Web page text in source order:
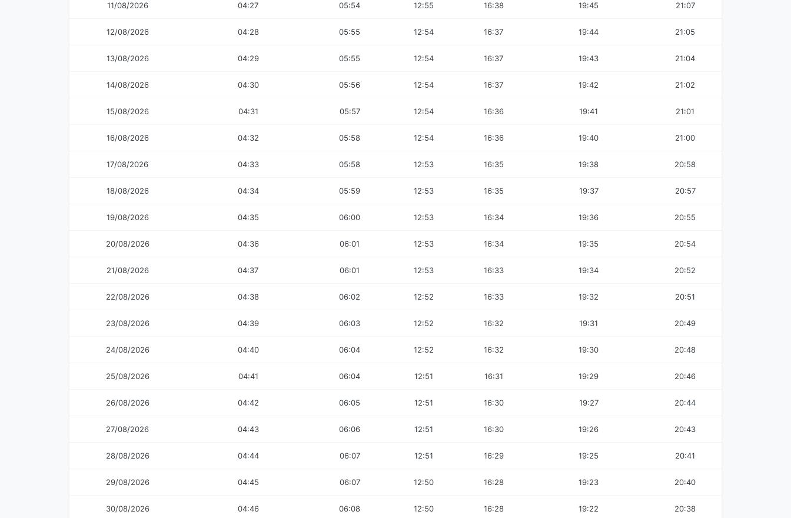
11/08/2026 04:27 05:54 12:55 16:38 19:45 21:07
12/08/2026 04:28 05:55 12:54 16:37 19:44 21:05
13/08/2026 04:29 05:55 12:54 16:37 19:43 21:04
14/08/2026 04:30 05:56 12:54 16:37 19:42 21:02
15/08/2026 04:31 05:57 12:54 16:36 19:41 21:01
16/08/2026 04:32 05:58 12:54 16:36 19:40 21:00
17/08/2026 04:33 05:58 12:53 16:35 19:38 20:58
18/08/2026 04:34 05:59 12:53 16:35 19:37 20:57
19/08/2026 04:35 06:00 12:53 16:34 19:36 20:55
20/08/2026 04:36 06:01 12:53 16:34 19:35 20:54
21/08/2026 04:37 06:01 12:53 16:33 19:34 20:52
22/08/2026 04:38 06:02 12:52 16:33 19:32 20:51
23/08/2026 04:39 06:03 12:52 16:32 19:31 20:49
24/08/2026 04:40 06:04 12:52 16:32 19:30 20:48
25/08/2026 04:41 06:04 12:51 16:31 19:29 20:46
26/08/2026 04:42 06:05 12:51 16:30 19:27 20:44
27/08/2026 04:43 06:06 12:51 16:30 19:26 20:43
28/08/2026 04:44 06:07 12:51 16:29 19:25 20:41
29/08/2026 04:45 06:07 12:50 16:28 19:23 20:40
30/08/2026 04:46 06:08 12:50 16:28 19:22 20:38